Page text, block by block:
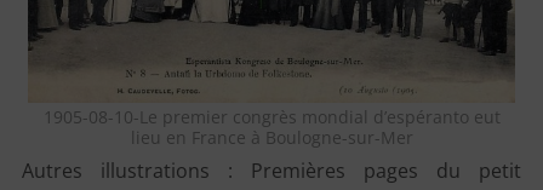
1905-08-10-Le premier congrès mondial d’espéranto eut
lieu en France à Boulogne-sur-Mer
Autres illustrations : Premières pages du petit